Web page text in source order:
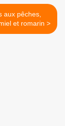
aux pêches,
amandes, miel et romarin >